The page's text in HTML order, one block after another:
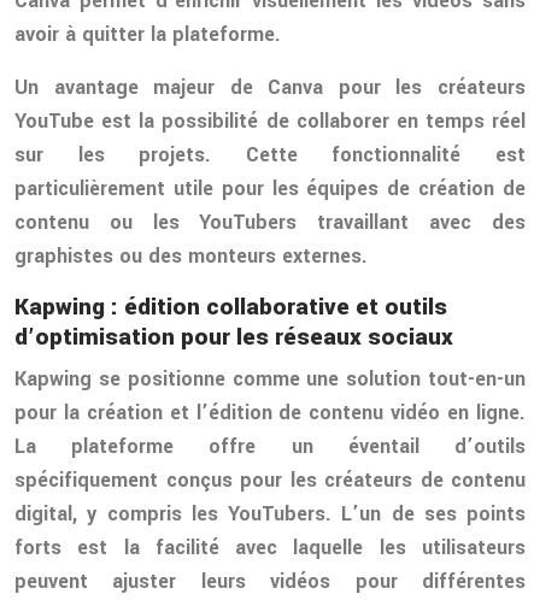
avoir à quitter la plateforme.
Un avantage majeur de Canva pour les créateurs
YouTube est la possibilité de collaborer en temps réel
sur les projets. Cette fonctionnalité est
particulièrement utile pour les équipes de création de
contenu ou les YouTubers travaillant avec des
graphistes ou des monteurs externes.
Kapwing : édition collaborative et outils
d’optimisation pour les réseaux sociaux
Kapwing se positionne comme une solution tout-en-un
pour la création et l’édition de contenu vidéo en ligne.
La plateforme offre un éventail d’outils
spécifiquement conçus pour les créateurs de contenu
digital, y compris les YouTubers. L’un de ses points
forts est la facilité avec laquelle les utilisateurs
peuvent ajuster leurs vidéos pour différentes